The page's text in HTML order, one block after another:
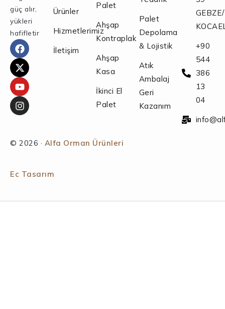
güç alır,
yükleri
hafifletir
Ürünler
Hizmetlerimiz
İletişim
Palet
Ahşap
Kontraplak
Ahşap
Kasa
İkinci El
Palet
Palet
Depolama
& Lojistik
Atık
Ambalaj
Geri
Kazanım
GEBZE/
+90
544
386
13
04
© 2026 · Alfa Orman Ürünleri
Ec Tasarım